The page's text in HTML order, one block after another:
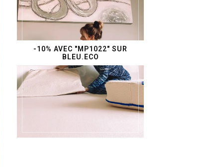
-10% AVEC "MP1022" SUR
BLEU.ECO